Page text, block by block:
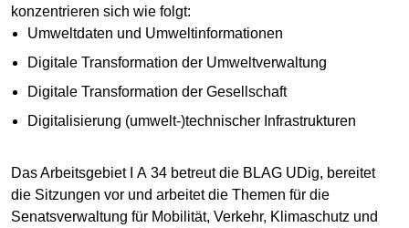
konzentrieren sich wie folgt:
Umweltdaten und Umweltinformationen
Digitale Transformation der Umweltverwaltung
Digitale Transformation der Gesellschaft
Digitalisierung (umwelt-)technischer Infrastrukturen
Das Arbeitsgebiet I A 34 betreut die BLAG UDig, bereitet
die Sitzungen vor und arbeitet die Themen für die
Senatsverwaltung für Mobilität, Verkehr, Klimaschutz und